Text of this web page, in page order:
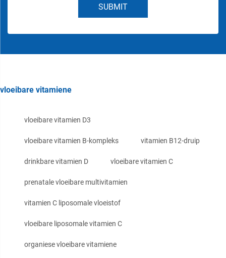
SUBMIT
vloeibare vitamiene
vloeibare vitamien D3
vloeibare vitamien B-kompleks vitamien B12-druip
drinkbare vitamien D vloeibare vitamien C
prenatale vloeibare multivitamien
vitamien C liposomale vloeistof
vloeibare liposomale vitamien C
organiese vloeibare vitamiene